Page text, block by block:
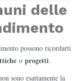
delle
possono ricordarti
o progetti.
sono esattamente la